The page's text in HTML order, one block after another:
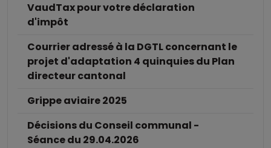
VaudTax pour votre déclaration
d'impôt
Courrier adressé à la DGTL concernant le
projet d'adaptation 4 quinquies du Plan
directeur cantonal
Grippe aviaire 2025
Décisions du Conseil communal -
Séance du 29.04.2026